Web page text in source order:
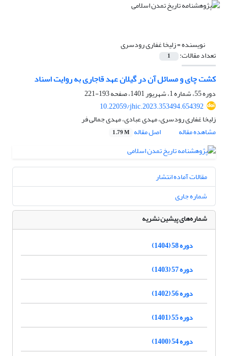
نویسنده =زلیخا غفاری رودسری
تعداد مقالات: 1
کشت چای و مسائل آن در گیلان عهد قاجاری به روایت اسناد
دوره 55، شماره 1، شهریور 1401، صفحه
193-221
10.22059/jhic.2023.353494.654392
زلیخا غفاری رودسری، مهدی عبادی، مهدی جمالی فر
مشاهده مقاله
اصل مقاله 1.79 M
مقالات آماده انتشار
شماره جاری
شماره‌های پیشین نشریه
دوره 58 (1404)
دوره 57 (1403)
دوره 56 (1402)
دوره 55 (1401)
دوره 54 (1400)